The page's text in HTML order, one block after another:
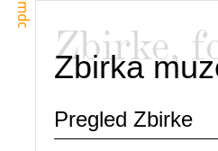
mdc
Zbirke,
Zbirka
Pregled Zbirke